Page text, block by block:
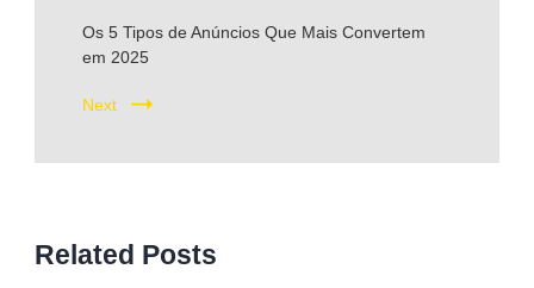
Os 5 Tipos de Anúncios Que Mais Convertem
em 2025
Next
Related Posts